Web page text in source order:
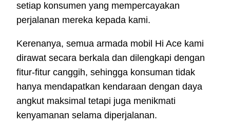
setiap konsumen yang mempercayakan
perjalanan mereka kepada kami.
Kerenanya, semua armada mobil Hi Ace kami
dirawat secara berkala dan dilengkapi dengan
fitur-fitur canggih, sehingga konsuman tidak
hanya mendapatkan kendaraan dengan daya
angkut maksimal tetapi juga menikmati
kenyamanan selama diperjalanan.